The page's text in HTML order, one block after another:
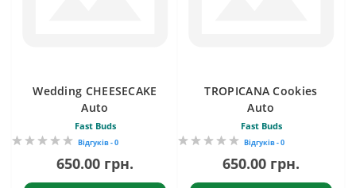
Wedding CHEESECAKE
Auto
Fast Buds
Відгуків - 0
650.00 грн.
TROPICANA Cookies
Auto
Fast Buds
Відгуків - 0
650.00 грн.